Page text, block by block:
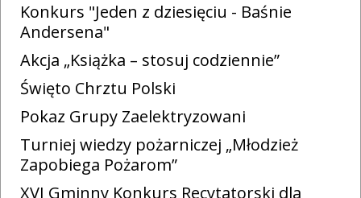
Konkurs "Jeden z dziesięciu - Baśnie
Andersena"
Akcja „Książka – stosuj codziennie”
Święto Chrztu Polski
Pokaz Grupy Zaelektryzowani
Turniej wiedzy pożarniczej „Młodzież
Zapobiega Pożarom”
XVI Gminny Konkurs Recytatorski dla